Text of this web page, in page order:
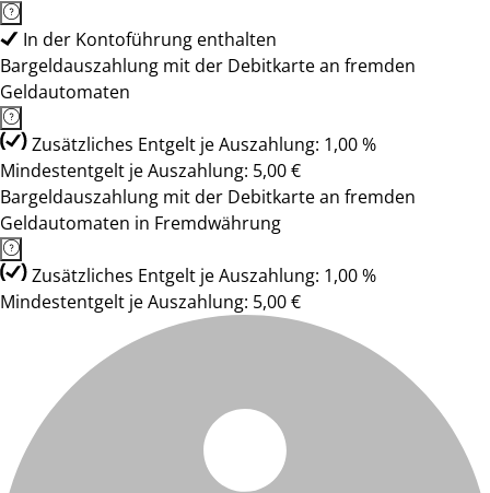
In der Kontoführung enthalten
Bargeldauszahlung mit der Debitkarte an fremden
Geldautomaten
Zusätzliches Entgelt je Auszahlung: 1,00 %
Mindestentgelt je Auszahlung: 5,00 €
Bargeldauszahlung mit der Debitkarte an fremden
Geldautomaten in Fremdwährung
Zusätzliches Entgelt je Auszahlung: 1,00 %
Mindestentgelt je Auszahlung: 5,00 €